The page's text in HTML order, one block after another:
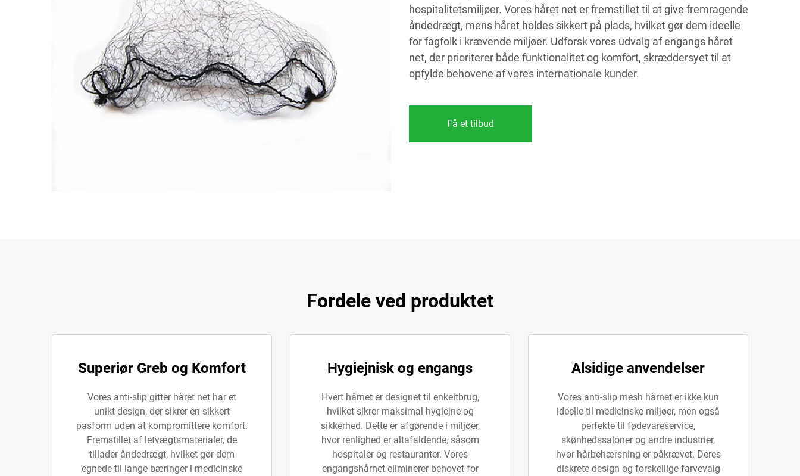
hospitalitetsmiljøer. Vores håret net er fremstillet til at give fremragende
åndedrægt, mens håret holdes sikkert på plads, hvilket gør dem ideelle
for fagfolk i krævende miljøer. Udforsk vores udvalg af engangs håret
net, der prioriterer både funktionalitet og komfort, skræddersyet til at
opfylde behovene af vores internationale kunder.
Få et tilbud
Fordele ved produktet
Superiør Greb og Komfort
Vores anti-slip gitter håret net har et
unikt design, der sikrer en sikkert
pasform uden at kompromittere komfort.
Fremstillet af letvægtsmaterialer, de
tillader åndedrægt, hvilket gør dem
egnede til lange bæringer i medicinske
Hygiejnisk og engangs
Hvert hårnet er designet til enkeltbrug,
hvilket sikrer maksimal hygiejne og
sikkerhed. Dette er afgørende i miljøer,
hvor renlighed er altafaldende, såsom
hospitaler og restauranter. Vores
engangshårnet eliminerer behovet for
Alsidige anvendelser
Vores anti-slip mesh hårnet er ikke kun
ideelle til medicinske miljøer, men også
perfekte til fødevareservice,
skønhedssaloner og andre industrier,
hvor hårbehærsning er påkrævet. Deres
diskrete design og forskellige farvevalg